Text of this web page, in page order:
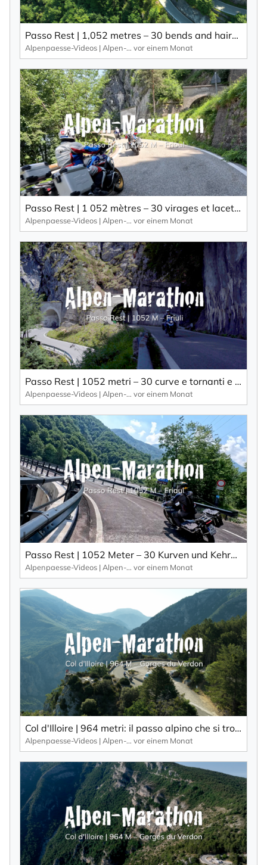
Passo Rest | 1,052 metres – 30 bends and hairpin bends and a narrow road characterise this Alpine pass.
Alpenpaesse-Videos | Alpen-Marathon vor einem Monat
Passo Rest | 1 052 mètres – 30 virages et lacets ainsi qu’une route étroite caractérisent ce col alpin.
Alpenpaesse-Videos | Alpen-Marathon vor einem Monat
Passo Rest | 1052 metri – 30 curve e tornanti e una strada stretta caratterizzano questo passo alpino.
Alpenpaesse-Videos | Alpen-Marathon vor einem Monat
Passo Rest | 1052 Meter – 30 Kurven und Kehren und eine schmale Straße zeichnen diesen Alpenpass aus.
Alpenpaesse-Videos | Alpen-Marathon vor einem Monat
Col d'Illoire | 964 metri: il passo alpino che si trova sull'altopiano delle Gorges du Verdon, una gola profonda 700 metri.
Alpenpaesse-Videos | Alpen-Marathon vor einem Monat
NEWSLETTER ABONNIEREN ×
Vorname
Nachname
Ihre E-Mail-Adresse
Ich willige in den Empfang des Newsletters ein,